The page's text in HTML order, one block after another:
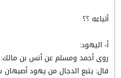
أتباعه ؟؟
أ- اليهود:
روى أحمد ومسلم عن أنس بن مالك:
قال: يتبع الدجال من يهود أصبهان